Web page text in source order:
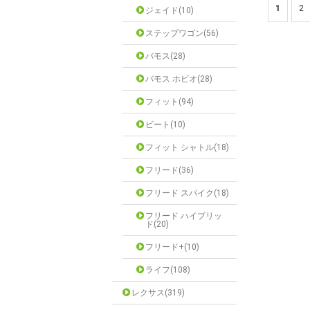
ジェイド(10)
ステップワゴン(56)
バモス(28)
バモス ホビオ(28)
フィット(94)
ビート(10)
フィット シャトル(18)
フリード(36)
フリード スパイク(18)
フリード ハイブリッ
ド(20)
フリード+(10)
ライフ(108)
レクサス(319)
1 2